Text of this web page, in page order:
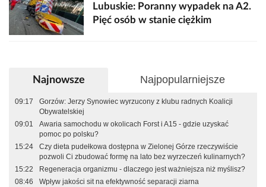
Lubuskie: Poranny wypadek na A2.
Pięć osób w stanie ciężkim
Najnowsze Najpopularniejsze
09:17
Gorzów: Jerzy Synowiec wyrzucony z klubu radnych Koalicji
Obywatelskiej
09:01
Awaria samochodu w okolicach Forst i A15 - gdzie uzyskać
pomoc po polsku?
15:24
Czy dieta pudełkowa dostępna w Zielonej Górze rzeczywiście
pozwoli Ci zbudować formę na lato bez wyrzeczeń kulinarnych?
15:22
Regeneracja organizmu - dlaczego jest ważniejsza niż myślisz?
08:46
Wpływ jakości sit na efektywność separacji ziarna